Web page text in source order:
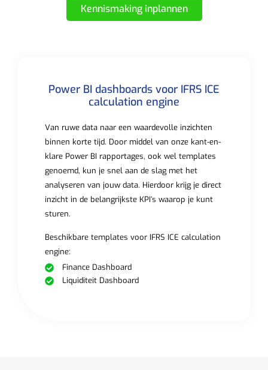
Kennismaking inplannen
Power BI dashboards voor IFRS ICE
calculation engine
Van ruwe data naar een waardevolle inzichten
binnen korte tijd. Door middel van onze kant-en-
klare Power BI rapportages, ook wel templates
genoemd, kun je snel aan de slag met het
analyseren van jouw data. Hierdoor krijg je direct
inzicht in de belangrijkste KPI’s waarop je kunt
sturen.
Beschikbare templates voor IFRS ICE calculation
engine:
Finance Dashboard
Liquiditeit Dashboard